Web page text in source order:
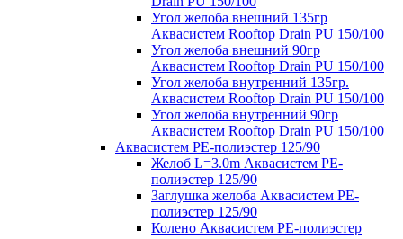
Угол желоба внешний 135гр
Аквасистем Rooftop Drain PU 150/100
Угол желоба внешний 90гр
Аквасистем Rooftop Drain PU 150/100
Угол желоба внутренний 135гр.
Аквасистем Rooftop Drain PU 150/100
Угол желоба внутренний 90гр
Аквасистем Rooftop Drain PU 150/100
Аквасистем PE-полиэстер 125/90
Желоб L=3.0m Аквасистем PE-
полиэстер 125/90
Заглушка желоба Аквасистем PE-
полиэстер 125/90
Колено Аквасистем PE-полиэстер